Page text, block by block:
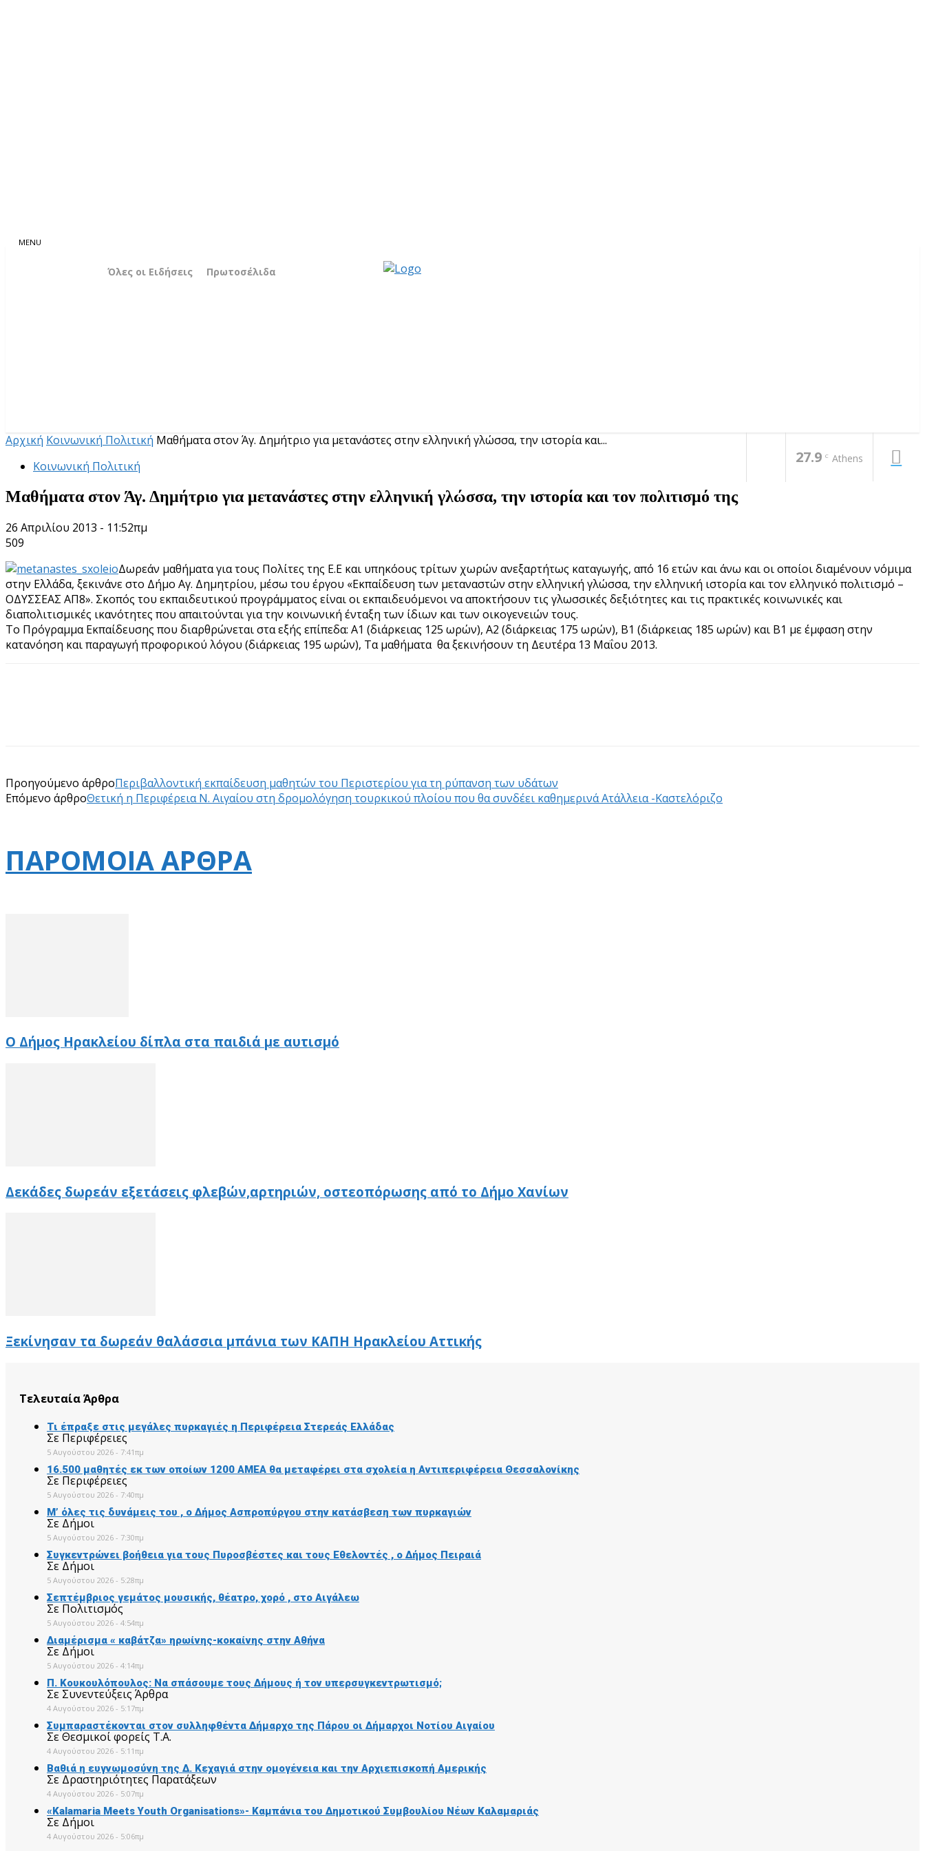
Όλες οι Ειδήσεις Πρωτοσέλιδα
27.9 C Athens
Αρχική Κοινωνική Πολιτική Μαθήματα στον Άγ. Δημήτριο για μετανάστες στην ελληνική γλώσσα, την ιστορία και...
Κοινωνική Πολιτική
Μαθήματα στον Άγ. Δημήτριο για μετανάστες στην ελληνική γλώσσα, την ιστορία και τον πολιτισμό της
26 Απριλίου 2013 - 11:52πμ
509
Δωρεάν μαθήματα για τους Πολίτες της Ε.Ε και υπηκόους τρίτων χωρών ανεξαρτήτως καταγωγής, από 16 ετών και άνω και οι οποίοι διαμένουν νόμιμα
στην Ελλάδα, ξεκινάνε στο Δήμο Αγ. Δημητρίου, μέσω του έργου «Εκπαίδευση των μεταναστών στην ελληνική γλώσσα, την ελληνική ιστορία και τον ελληνικό πολιτισμό –
ΟΔΥΣΣΕΑΣ ΑΠ8». Σκοπός του εκπαιδευτικού προγράμματος είναι οι εκπαιδευόμενοι να αποκτήσουν τις γλωσσικές δεξιότητες και τις πρακτικές κοινωνικές και
διαπολιτισμικές ικανότητες που απαιτούνται για την κοινωνική ένταξη των ίδιων και των οικογενειών τους.
Το Πρόγραμμα Εκπαίδευσης που διαρθρώνεται στα εξής επίπεδα: Α1 (διάρκειας 125 ωρών), Α2 (διάρκειας 175 ωρών), Β1 (διάρκειας 185 ωρών) και Β1 με έμφαση στην
κατανόηση και παραγωγή προφορικού λόγου (διάρκειας 195 ωρών), Τα μαθήματα θα ξεκινήσουν τη Δευτέρα 13 Μαΐου 2013.
Προηγούμενο άρθροΠεριβαλλοντική εκπαίδευση μαθητών του Περιστερίου για τη ρύπανση των υδάτων
Επόμενο άρθροΘετική η Περιφέρεια Ν. Αιγαίου στη δρομολόγηση τουρκικού πλοίου που θα συνδέει καθημερινά Ατάλλεια -Καστελόριζο
ΠΑΡΟΜΟΙΑ ΑΡΘΡΑ
Ο Δήμος Ηρακλείου δίπλα στα παιδιά με αυτισμό
Δεκάδες δωρεάν εξετάσεις φλεβών,αρτηριών, οστεοπόρωσης από το Δήμο Χανίων
Ξεκίνησαν τα δωρεάν θαλάσσια μπάνια των ΚΑΠΗ Ηρακλείου Αττικής
Τελευταία Άρθρα
Τι έπραξε στις μεγάλες πυρκαγιές η Περιφέρεια Στερεάς Ελλάδας
Σε Περιφέρειες
5 Αυγούστου 2026 - 7:41πμ
16.500 μαθητές εκ των οποίων 1200 ΑΜΕΑ θα μεταφέρει στα σχολεία η Αντιπεριφέρεια Θεσσαλονίκης
Σε Περιφέρειες
5 Αυγούστου 2026 - 7:40πμ
Μ’ όλες τις δυνάμεις του , ο Δήμος Ασπροπύργου στην κατάσβεση των πυρκαγιών
Σε Δήμοι
5 Αυγούστου 2026 - 7:30πμ
Συγκεντρώνει βοήθεια για τους Πυροσβέστες και τους Εθελοντές , ο Δήμος Πειραιά
Σε Δήμοι
5 Αυγούστου 2026 - 5:28πμ
Σεπτέμβριος γεμάτος μουσικής, θέατρο, χορό , στο Αιγάλεω
Σε Πολιτισμός
5 Αυγούστου 2026 - 4:54πμ
Διαμέρισμα « καβάτζα» ηρωίνης-κοκαίνης στην Αθήνα
Σε Δήμοι
5 Αυγούστου 2026 - 4:14πμ
Π. Κουκουλόπουλος: Να σπάσουμε τους Δήμους ή τον υπερσυγκεντρωτισμό;
Σε Συνεντεύξεις Άρθρα
4 Αυγούστου 2026 - 5:17πμ
Συμπαραστέκονται στον συλληφθέντα Δήμαρχο της Πάρου οι Δήμαρχοι Νοτίου Αιγαίου
Σε Θεσμικοί φορείς Τ.Α.
4 Αυγούστου 2026 - 5:11πμ
Βαθιά η ευγνωμοσύνη της Δ. Κεχαγιά στην ομογένεια και την Αρχιεπισκοπή Αμερικής
Σε Δραστηριότητες Παρατάξεων
4 Αυγούστου 2026 - 5:07πμ
«Kalamaria Meets Youth Organisations»- Καμπάνια του Δημοτικού Συμβουλίου Νέων Καλαμαριάς
Σε Δήμοι
4 Αυγούστου 2026 - 5:06πμ